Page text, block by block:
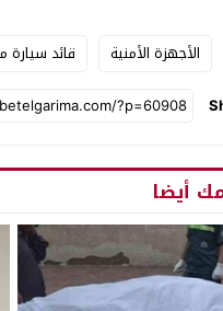
الأجهزة الأمنية قائد سيارة
أيضا